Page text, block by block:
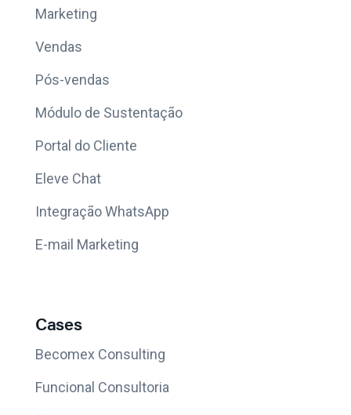
Marketing
Vendas
Pós-vendas
Módulo de Sustentação
Portal do Cliente
Eleve Chat
Integração WhatsApp
E-mail Marketing
Cases
Becomex Consulting
Funcional Consultoria